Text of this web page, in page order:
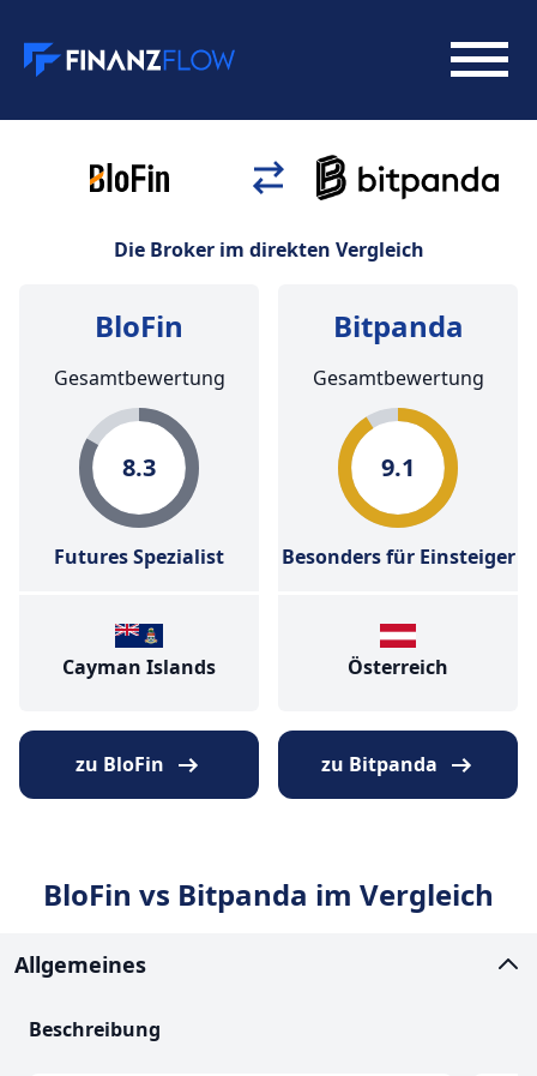
Die Broker im direkten Vergleich
BloFin
Gesamtbewertung
8.3
Futures Spezialist
Cayman Islands
Bitpanda
Gesamtbewertung
9.1
Besonders für Einsteiger
Österreich
zu BloFin zu Bitpanda
BloFin vs Bitpanda im Vergleich
Allgemeines
Beschreibung